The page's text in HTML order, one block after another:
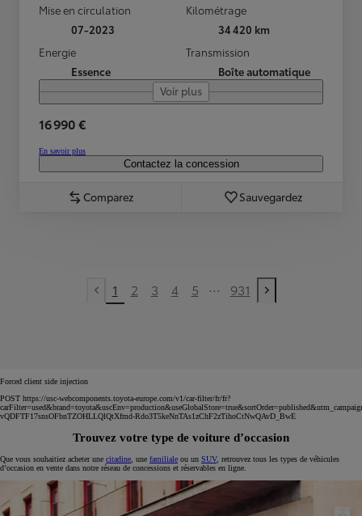
Mise en circulation
07-2023
Kilométrage
34 420 km
Energie
Essence
Transmission
Boîte automatique
Voir plus
16 990 €
En savoir plus
Contactez la concession
Comparez Sauvegardez
Previous page
1 2 3 4 5 ... 931
Next page
Forced client side injection
POST https://usc-webcomponents.toyota-europe.com/v1/car-filter/fr/fr?
vQDFTF17snsOFbnTZOHLLQlQtXfmd-Rdo3T5keNnTAs1zChF2zTihoCtNwQAvD_BwE
Trouvez votre type de voiture d’occasion
Que vous souhaitiez acheter une citadine , une familiale ou un SUV, retrouvez tous les types de véhicules
d’occasion en vente dans notre réseau de concessions et réservables en ligne.